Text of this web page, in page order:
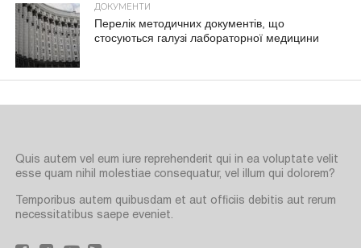
ДОКУМЕНТИ
Перелік методичних документів, що
стосуються галузі лабораторної медицини
Quis autem vel eum iure reprehenderit qui in ea voluptate velit
esse quam nihil molestiae consequatur, vel illum qui dolorem?
Temporibus autem quibusdam et aut officiis debitis aut rerum
necessitatibus saepe eveniet.